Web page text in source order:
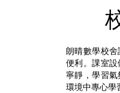
朗晴數學校
便利。課室
寧靜，學習
環境中專心學